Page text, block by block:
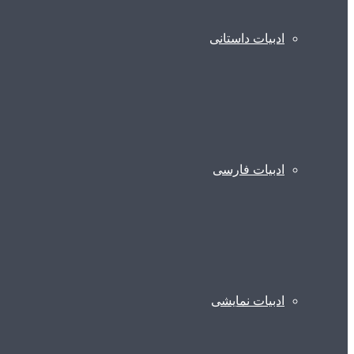
ادبیات داستانی
ادبیات فارسی
ادبیات نمایشی